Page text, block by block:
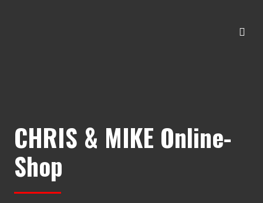
CHRIS & MIKE Online-
Shop